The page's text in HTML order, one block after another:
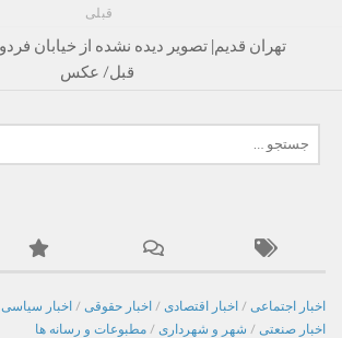
قبلی
قبل/ عکس
برای:
اخبار اجتماعی / اخبار اقتصادی / اخبار حقوقی / اخبار سیاسی
اخبار صنعتی / شهر و شهرداری / مطبوعات و رسانه ها